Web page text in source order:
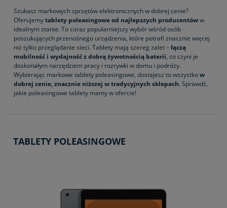
Szukasz markowych sprzętów elektronicznych w dobrej cenie?
Oferujemytablety poleasingowe od najlepszych producentóww
idealnym stanie. To coraz popularniejszy wybór wśród osób
poszukujących przenośnego urządzenia, które potrafi znacznie więcej
niż tylko przeglądanie sieci. Tablety mają szereg zalet –łączą
mobilność i wydajność z dobrą żywotnością baterii, co czyni je
doskonałym narzędziem pracy i rozrywki w domu i podróży.
Wybierając markowe tablety poleasingowe, dostajesz to wszystkow
dobrej cenie, znacznie niższej w tradycyjnych sklepach. Sprawdź,
jakie poleasingowe tablety mamy w ofercie!
TABLETY POLEASINGOWE